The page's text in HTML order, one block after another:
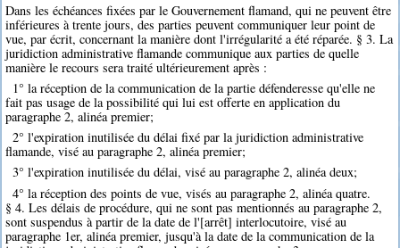
Dans les échéances fixées par le Gouvernement flamand, qui ne peuvent être
inférieures à trente jours, des parties peuvent communiquer leur point de
vue, par écrit, concernant la manière dont l'irrégularité a été réparée. § 3. La
juridiction administrative flamande communique aux parties de quelle
manière le recours sera traité ultérieurement après :
1° la réception de la communication de la partie défenderesse qu'elle ne
fait pas usage de la possibilité qui lui est offerte en application du
paragraphe 2, alinéa premier;
2° l'expiration inutilisée du délai fixé par la juridiction administrative
flamande, visé au paragraphe 2, alinéa premier;
3° l'expiration inutilisée du délai, visé au paragraphe 2, alinéa deux;
4° la réception des points de vue, visés au paragraphe 2, alinéa quatre.
§ 4. Les délais de procédure, qui ne sont pas mentionnés au paragraphe 2,
sont suspendus à partir de la date de l'[arrêt] interlocutoire, visé au
paragraphe 1er, alinéa premier, jusqu'à la date de la communication de la